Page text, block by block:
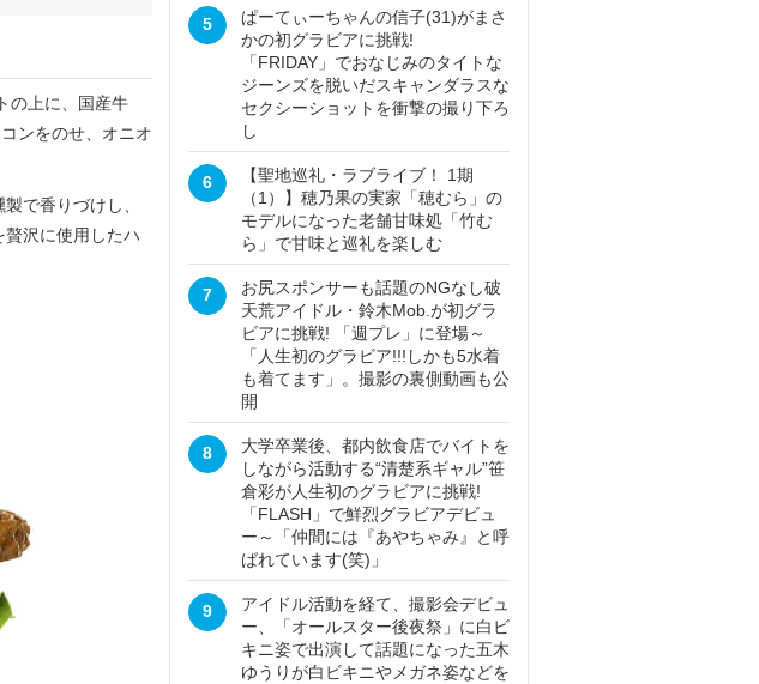
の上に、国産牛
ンをのせ、オニオ
で香りづけし、
沢に使用したハ
5
ぱーてぃーちゃんの信子(31)がまさ
かの初グラビアに挑戦!
「FRIDAY」でおなじみのタイトな
ジーンズを脱いだスキャンダラスな
セクシーショットを衝撃の撮り下ろ
し
6
【聖地巡礼・ラブライブ！ 1期
（1）】穂乃果の実家「穂むら」の
モデルになった老舗甘味処「竹む
ら」で甘味と巡礼を楽しむ
7
お尻スポンサーも話題のNGなし破
天荒アイドル・鈴木Mob.が初グラ
ビアに挑戦! 「週プレ」に登場～
「人生初のグラビア!!!しかも5水着
も着てます」。撮影の裏側動画も公
開
8
大学卒業後、都内飲食店でバイトを
しながら活動する“清楚系ギャル”笹
倉彩が人生初のグラビアに挑戦!
「FLASH」で鮮烈グラビアデビュ
ー～「仲間には『あやちゃみ』と呼
ばれています(笑)」
9
アイドル活動を経て、撮影会デビュ
ー、「オールスター後夜祭」に白ビ
キニ姿で出演して話題になった五木
ゆうりが白ビキニやメガネ姿などを